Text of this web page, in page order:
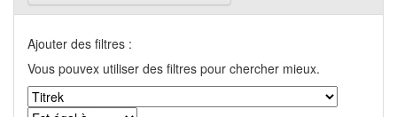
Ajouter des filtres :
Vous pouvex utiliser des filtres pour chercher mieux.